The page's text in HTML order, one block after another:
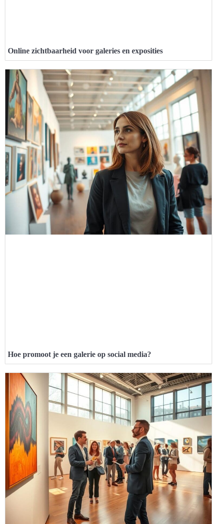
Online zichtbaarheid voor galeries en exposities
Hoe promoot je een galerie op social media?